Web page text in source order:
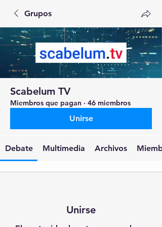
Grupos
Scabelum TV
Miembros que pagan · 46 miembros
Unirse
Debate Multimedia Archivos
Unirse